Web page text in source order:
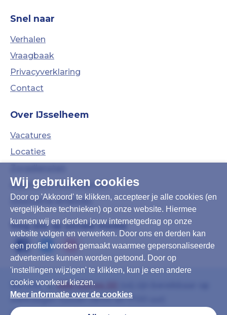
Snel naar
Verhalen
Vraagbaak
Privacyverklaring
Contact
Over IJsselheem
Vacatures
Locaties
Algemene Voorwaarden
Duurzame ambities
Volg ons op sociale media:
Bel ons: 088-339 44 00
werkdagen tussen 08:00 en 17:00 uur)
Wij gebruiken cookies
Door op 'Akkoord' te klikken, accepteer je alle cookies (en
vergelijkbare technieken) op onze website. Hiermee
kunnen wij en derden jouw internetgedrag op onze
website volgen en verwerken. Door ons en derden kan
een profiel worden gemaakt waarmee gepersonaliseerde
advertenties kunnen worden getoond. Door op
'instellingen wijzigen' te klikken, kun je een andere
cookie voorkeur kiezen.
Meer informatie over de cookies